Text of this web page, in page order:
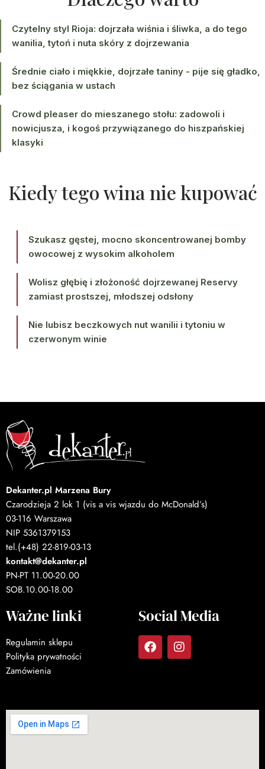
Czytelny styl Rioja: dojrzała wiśnia i śliwka, a do tego
wanilia, tytoń i nuta skóry z dojrzewania
Średnie ciało i miękkie, dojrzałe taniny - pije się gładko,
bez ściągania w ustach
Crowd pleaser do mieszanego stołu: zadowoli i
nowicjusza, i kogoś przywiązanego do hiszpańskiej
klasyki
Kiedy tego wina nie kupować
Szukasz gęstej, mocno skoncentrowanej bomby
owocowej z wysokim alkoholem
Wolisz głębię i złożoność dojrzewanej Reservy
zamiast prostszej, młodszej odsłony
Nie lubisz beczkowych nut wanilii i tytoniu w
czerwonym winie
Dekanter.pl Marzena Bury
Czarodzieja 2 lok 1 (vis a vis wjazdu do McDonald’s)
03-116 Warszawa
NIP 5361379153
tel.(+48) 22-819-03-13
kontakt@dekanter.pl
PN-PT 11.00-20.00
SOB.10.00-18.00
Ważne linki
Regulamin sklepu
Polityka prywatności
Zamówienia
Social Media